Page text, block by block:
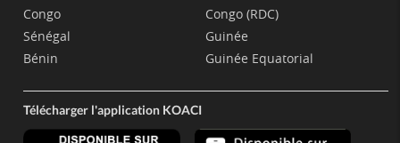
Congo
Sénégal
Bénin
Congo (RDC)
Guinée
Guinée Equatorial
Télécharger l'application KOACI